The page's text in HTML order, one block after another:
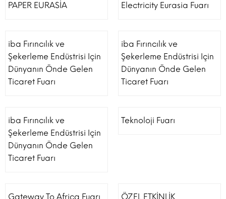
PAPER EURASİA Electricity Eurasia Fuarı
iba Fırıncılık ve
Şekerleme Endüstrisi Için
Dünyanın Önde Gelen
Ticaret Fuarı
iba Fırıncılık ve
Şekerleme Endüstrisi Için
Dünyanın Önde Gelen
Ticaret Fuarı
iba Fırıncılık ve
Şekerleme Endüstrisi Için
Dünyanın Önde Gelen
Ticaret Fuarı
Teknoloji Fuarı
Gateway To Africa Fuarı ÖZEL ETKİNLİK